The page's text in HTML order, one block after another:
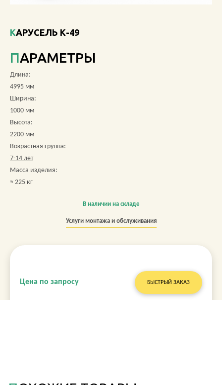
КАРУСЕЛЬ К-49
ПАРАМЕТРЫ
Длина:
4995 мм
Ширина:
1000 мм
Высота:
2200 мм
Возрастная группа:
7-14 лет
Масса изделия:
≈ 225 кг
В наличии на складе
Услуги монтажа и обслуживания
Цена по запросу БЫСТРЫЙ ЗАКАЗ